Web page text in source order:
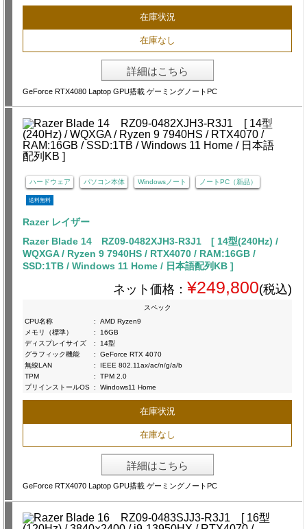
在庫状況
在庫なし
詳細はこちら
GeForce RTX4080 Laptop GPU搭載 ゲーミングノートPC
ハードウェア パソコン本体 Windowsノート ノートPC（新品）
送料無料
Razer レイザー
Razer Blade 14 RZ09-0482XJH3-R3J1 [ 14型(240Hz) /
WQXGA / Ryzen 9 7940HS / RTX4070 / RAM:16GB /
SSD:1TB / Windows 11 Home / 日本語配列KB ]
ネット価格： ¥249,800(税込)
スペック
CPU名称
:
AMD Ryzen9
メモリ（標準）
:
16GB
ディスプレイサイズ
:
14型
グラフィック機能
:
GeForce RTX 4070
無線LAN
:
IEEE 802.11ax/ac/n/g/a/b
TPM
:
TPM 2.0
プリインストールOS : Windows11 Home
在庫状況
在庫なし
詳細はこちら
GeForce RTX4070 Laptop GPU搭載 ゲーミングノートPC